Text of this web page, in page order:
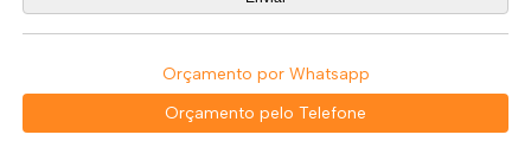
Orçamento por Whatsapp
Orçamento pelo Telefone